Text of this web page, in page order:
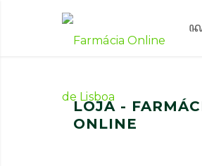
FARMÁCIA ONLINE
LOJA -
ONLINE